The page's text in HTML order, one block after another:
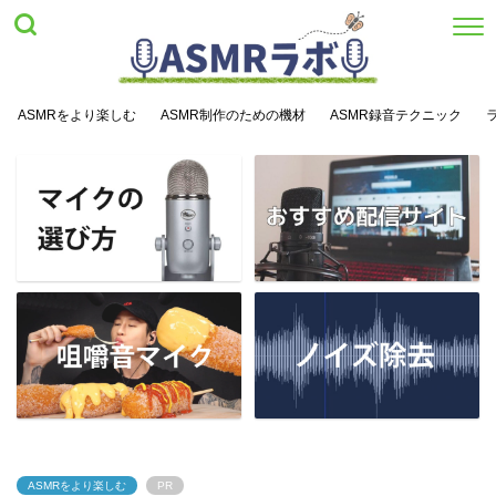
ASMRをより楽しむ ASMR制作のための機材 ASMR録音テクニック
ASMRをより楽しむ PR